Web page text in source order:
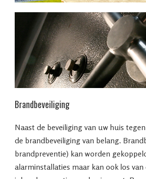
Brandbeveiliging
Naast de beveiliging van uw huis
de brandbeveiliging van belang.
brandpreventie) kan worden
alarminstallaties maar kan ook los van